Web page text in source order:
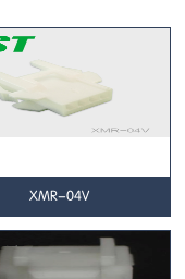
XMR-04V